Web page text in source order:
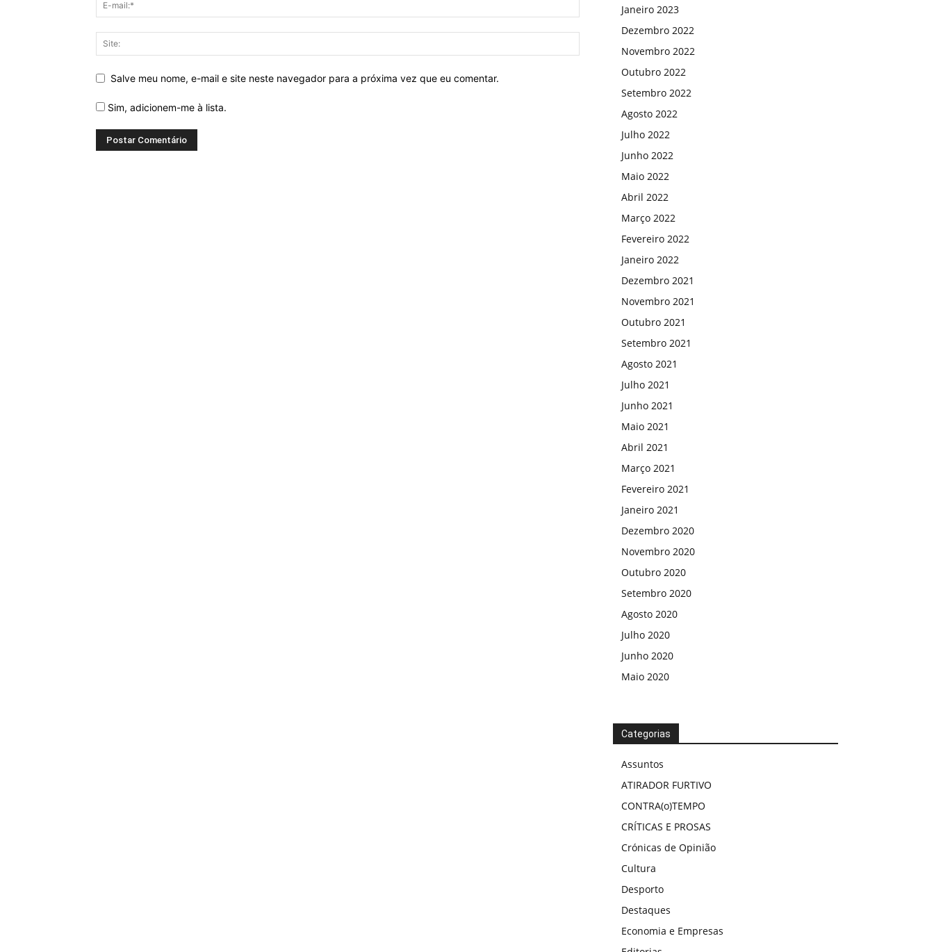
Salve meu nome, e-mail e site neste navegador para a próxima vez que eu comentar.
Sim, adicionem-me à lista.
Janeiro 2023
Dezembro 2022
Novembro 2022
Outubro 2022
Setembro 2022
Agosto 2022
Julho 2022
Junho 2022
Maio 2022
Abril 2022
Março 2022
Fevereiro 2022
Janeiro 2022
Dezembro 2021
Novembro 2021
Outubro 2021
Setembro 2021
Agosto 2021
Julho 2021
Junho 2021
Maio 2021
Abril 2021
Março 2021
Fevereiro 2021
Janeiro 2021
Dezembro 2020
Novembro 2020
Outubro 2020
Setembro 2020
Agosto 2020
Julho 2020
Junho 2020
Maio 2020
Categorias
Assuntos
ATIRADOR FURTIVO
CONTRA(o)TEMPO
CRÍTICAS E PROSAS
Crónicas de Opinião
Cultura
Desporto
Destaques
Economia e Empresas